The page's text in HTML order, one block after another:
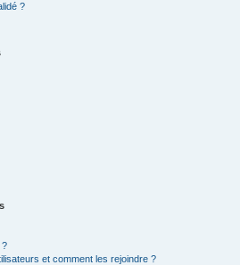
?
?
et comment les rejoindre ?